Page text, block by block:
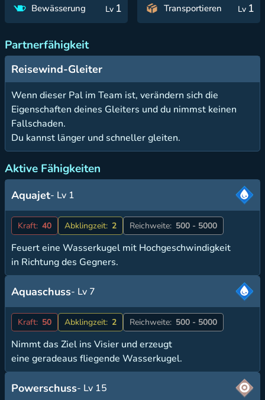
Bewässerung Lv 1 Transportieren Lv 1
Partnerfähigkeit
Reisewind-Gleiter
Wenn dieser Pal im Team ist, verändern sich die
Eigenschaften deines Gleiters und du nimmst keinen
Fallschaden.
Du kannst länger und schneller gleiten.
Aktive Fähigkeiten
Aquajet- Lv 1
Kraft: 40 Abklingzeit: 2 Reichweite: 500 - 5000
Feuert eine Wasserkugel mit Hochgeschwindigkeit
in Richtung des Gegners.
Aquaschuss- Lv 7
Kraft: 50 Abklingzeit: 2 Reichweite: 500 - 5000
Nimmt das Ziel ins Visier und erzeugt
eine geradeaus fliegende Wasserkugel.
Powerschuss- Lv 15